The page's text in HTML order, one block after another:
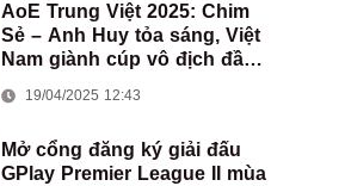
AoE Trung Việt 2025: Chim
Sẻ – Anh Huy tỏa sáng, Việt
Nam giành cúp vô địch đầu
19/04/2025 12:43
Mở cổng đăng ký giải đấu
GPlay Premier League II mùa